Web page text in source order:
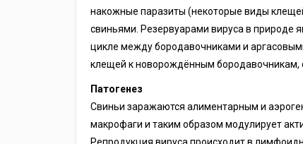
накожные паразиты (некоторые виды
свиньями. Резервуарами вируса в природе
цикле между бородавочниками и
клещей к новорождённым бородавочникам,
Патогенез
Свиньи заражаются алиментарным и
макрофаги и таким образом модулирует